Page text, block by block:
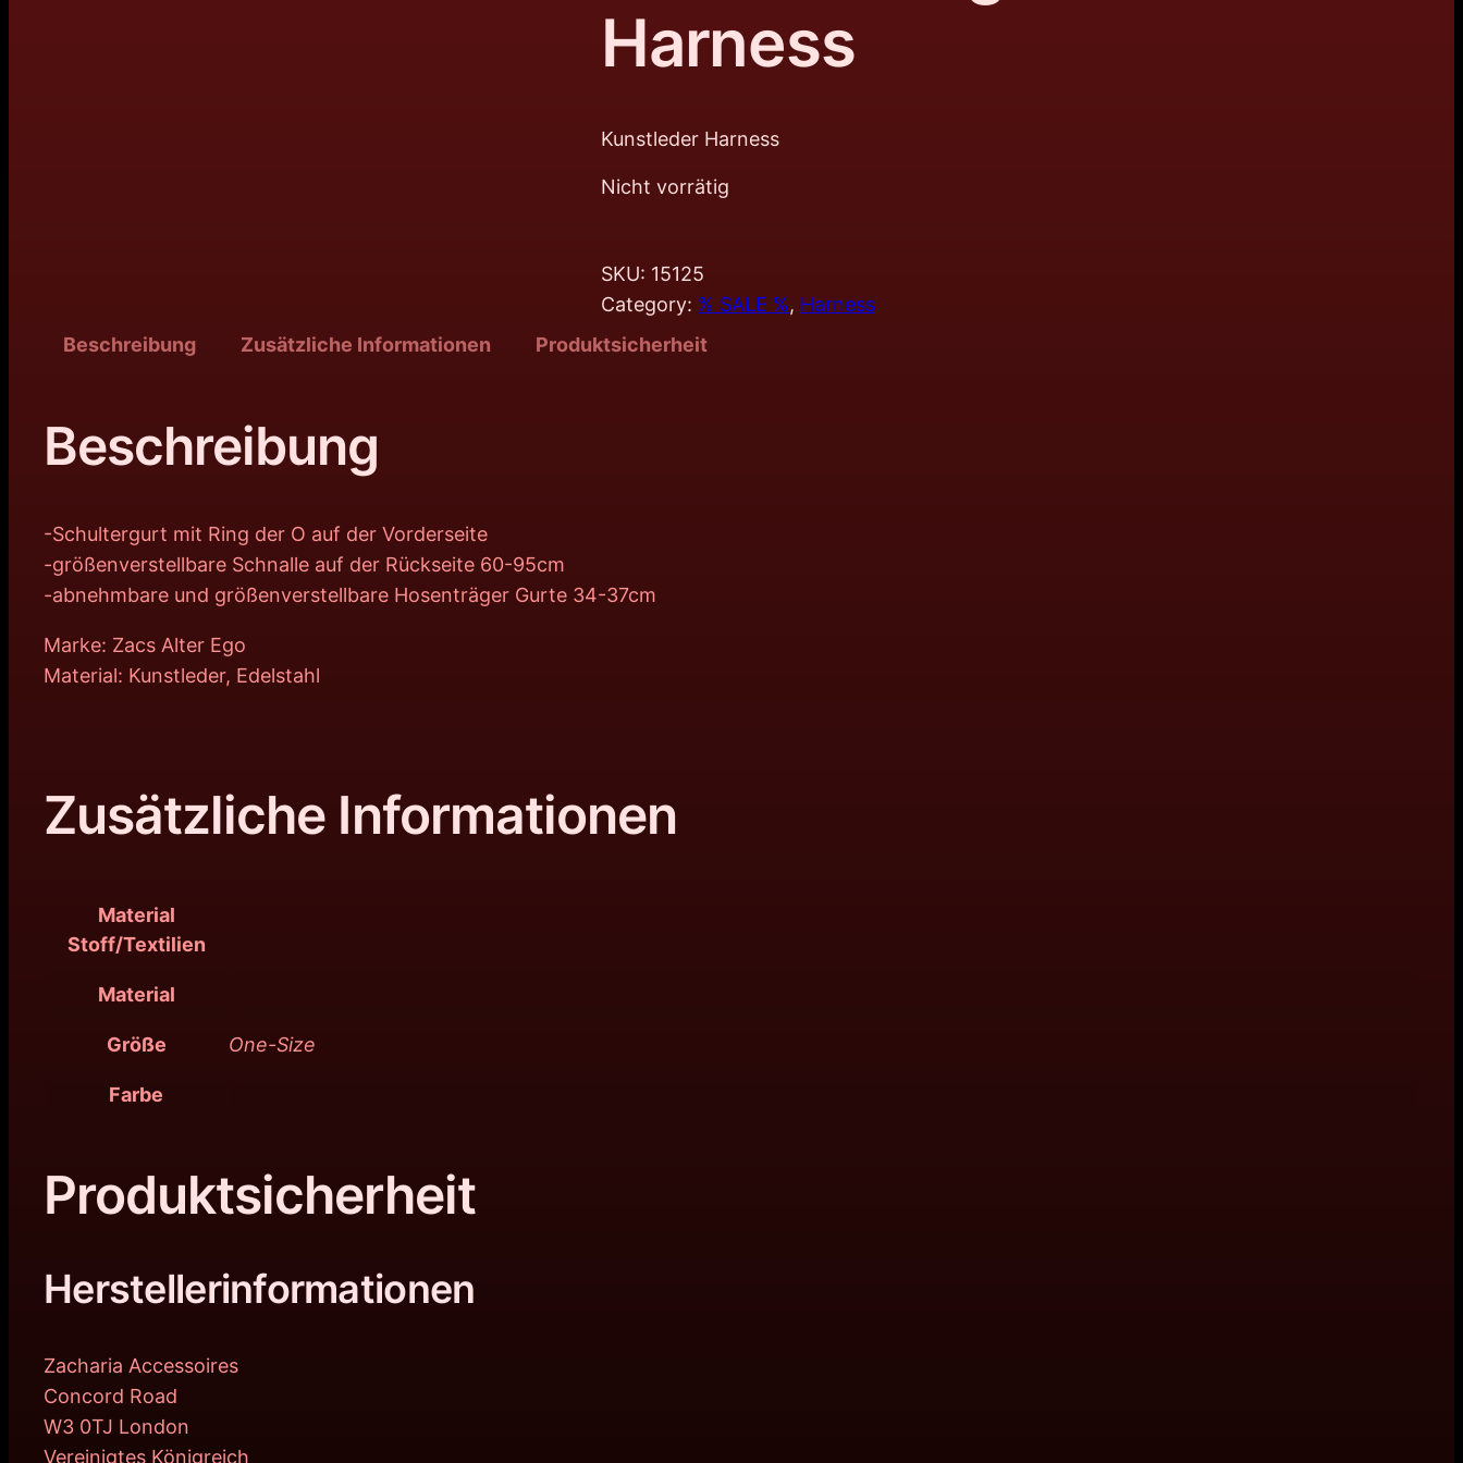
Harness
Kunstleder Harness
Nicht vorrätig
SKU: 15125
Category: % SALE %, Harness
Beschreibung
Zusätzliche Informationen Produktsicherheit
Beschreibung
-Schultergurt mit Ring der O auf der Vorderseite
-größenverstellbare Schnalle auf der Rückseite 60-95cm
-abnehmbare und größenverstellbare Hosenträger Gurte 34-37cm
Marke: Zacs Alter Ego
Material: Kunstleder, Edelstahl
Zusätzliche Informationen
Material
Stoff/Textilien
Material
Größe One-Size
Farbe
Produktsicherheit
Herstellerinformationen
Zacharia Accessoires
Concord Road
W3 0TJ London
Vereinigtes Königreich